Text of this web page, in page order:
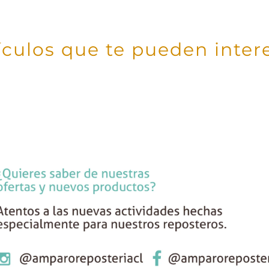
que te pueden